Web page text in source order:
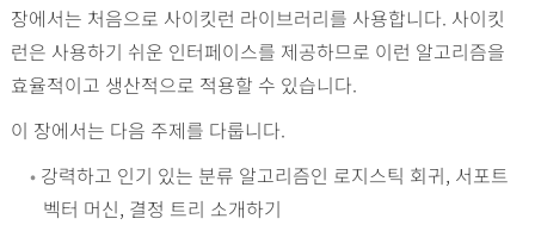
장에서는 처음으로 사이킷런 라이브러리를 사용합니다. 사이킷
런은 사용하기 쉬운 인터페이스를 제공하므로 이런 알고리즘을
효율적이고 생산적으로 적용할 수 있습니다.
이 장에서는 다음 주제를 다룹니다.
•강력하고 인기 있는 분류 알고리즘인 로지스틱 회귀, 서포트
벡터 머신, 결정 트리 소개하기